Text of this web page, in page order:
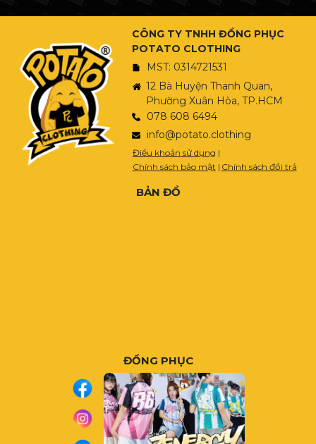
CÔNG TY TNHH ĐỒNG PHỤC
POTATO CLOTHING
MST: 0314721531
12 Bà Huyện Thanh Quan,
Phường Xuân Hòa, TP.HCM
078 608 6494
info@potato.clothing
Điều khoản sử dụng |
Chính sách bảo mật | Chính sách đổi trả
BẢN ĐỒ
ĐỒNG PHỤC